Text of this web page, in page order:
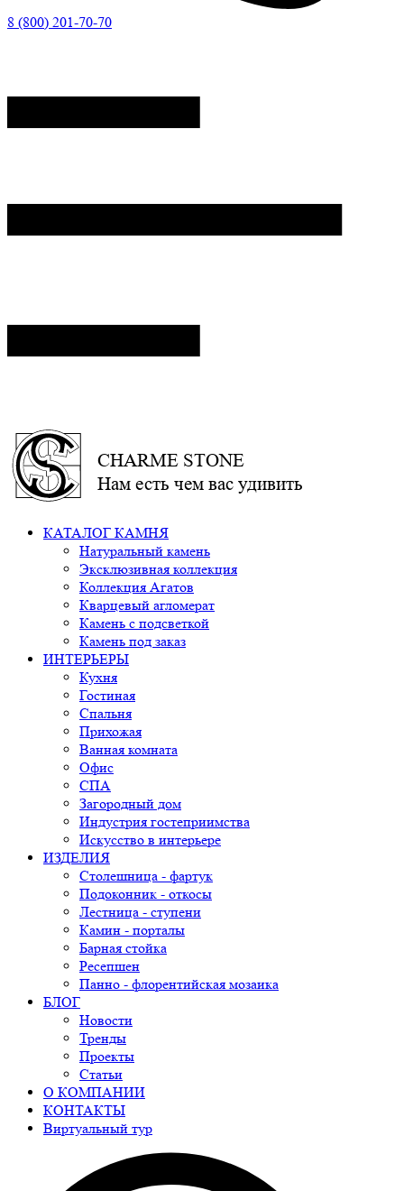
8 (800) 201-70-70
CHARME STONE
Нам есть чем вас удивить
КАТАЛОГ КАМНЯ
Натуральный камень
Эксклюзивная коллекция
Коллекция Агатов
Кварцевый агломерат
Камень с подсветкой
Камень под заказ
ИНТЕРЬЕРЫ
Кухня
Гостиная
Спальня
Прихожая
Ванная комната
Офис
СПА
Загородный дом
Индустрия гостеприимства
Искусство в интерьере
ИЗДЕЛИЯ
Столешница - фартук
Подоконник - откосы
Лестница - ступени
Камин - порталы
Барная стойка
Ресепшен
Панно - флорентийская мозаика
БЛОГ
Новости
Тренды
Проекты
Статьи
О КОМПАНИИ
КОНТАКТЫ
Виртуальный тур